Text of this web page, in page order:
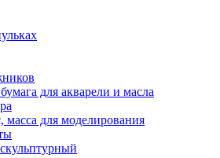
для акварели и масла
масса для моделирования